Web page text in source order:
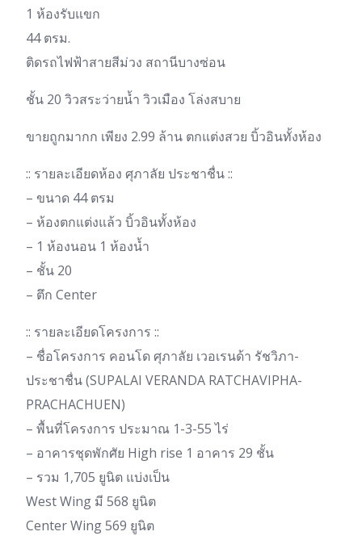
1 ห้องรับแขก
44 ตรม.
ติดรถไฟฟ้าสายสีม่วง สถานีบางซ่อน
ชั้น 20 วิวสระว่ายน้ำ วิวเมือง โล่งสบาย
ขายถูกมากก เพียง 2.99 ล้าน ตกแต่งสวย บิ้วอินทั้งห้อง
:: รายละเอียดห้อง ศุภาลัย ประชาชื่น ::
– ขนาด 44 ตรม
– ห้องตกแต่งแล้ว บิ้วอินทั้งห้อง
– 1 ห้องนอน 1 ห้องน้ำ
– ชั้น 20
– ตึก Center
:: รายละเอียดโครงการ ::
– ชื่อโครงการ คอนโด ศุภาลัย เวอเรนด้า รัชวิภา-
ประชาชื่น (SUPALAI VERANDA RATCHAVIPHA-
PRACHACHUEN)
– พื้นที่โครงการ ประมาณ 1-3-55 ไร่
– อาคารชุดพักศัย High rise 1 อาคาร 29 ชั้น
– รวม 1,705 ยูนิต แบ่งเป็น
West Wing มี 568 ยูนิต
Center Wing 569 ยูนิต